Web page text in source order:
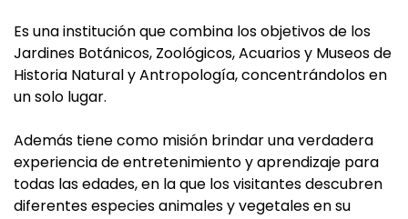
Es una institución que combina los objetivos de los
Jardines Botánicos, Zoológicos, Acuarios y Museos de
Historia Natural y Antropología, concentrándolos en
un solo lugar.
Además tiene como misión brindar una verdadera
experiencia de entretenimiento y aprendizaje para
todas las edades, en la que los visitantes descubren
diferentes especies animales y vegetales en su